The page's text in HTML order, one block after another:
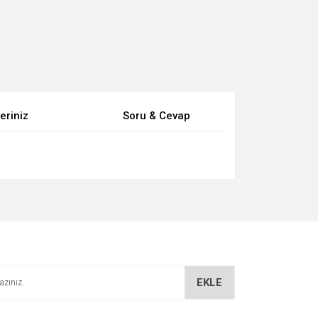
Soru & Cevap
EKLE